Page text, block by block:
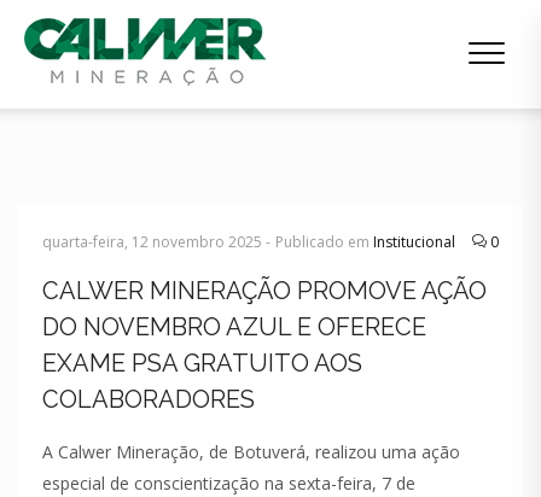
quarta-feira, 12 novembro 2025 - Publicado em Institucional 0
CALWER MINERAÇÃO PROMOVE AÇÃO
DO NOVEMBRO AZUL E OFERECE
EXAME PSA GRATUITO AOS
COLABORADORES
A Calwer Mineração, de Botuverá, realizou uma ação
especial de conscientização na sexta-feira, 7 de